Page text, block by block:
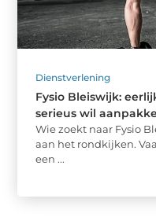
Dienstverlening
Fysio Bleiswijk:
serieus wil
Wie zoekt naar Fysio
aan het rondkijken.
een ...